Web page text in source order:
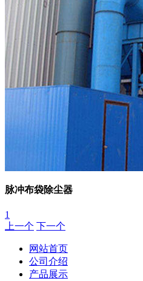
脉冲布袋除尘器
1
上一个 下一个
网站首页
公司介绍
产品展示